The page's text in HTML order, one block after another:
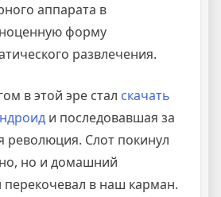
аппарата в
форму
развлечения.
в этой эре стал скачать
и последовавшая за
Слот покинул
но и домашний
в наш карман.